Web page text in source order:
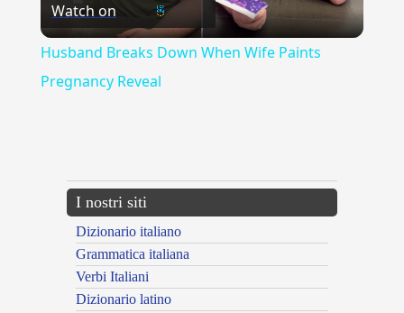
Video
Watch on
Husband Breaks Down When Wife Paints
Pregnancy Reveal
I nostri siti
Dizionario italiano
Grammatica italiana
Verbi Italiani
Dizionario latino